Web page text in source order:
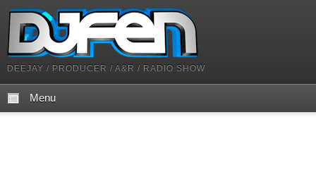
DEEJAY / PRODUCER / A&R / RADIO SHOW
Menu